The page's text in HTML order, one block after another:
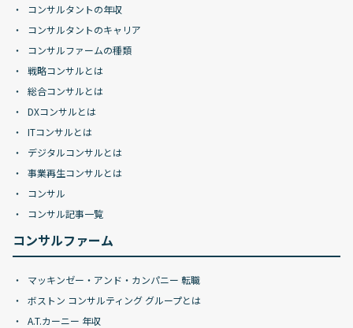
コンサルタントの年収
コンサルタントのキャリア
コンサルファームの種類
戦略コンサルとは
総合コンサルとは
DXコンサルとは
ITコンサルとは
デジタルコンサルとは
事業再生コンサルとは
コンサル
コンサル記事一覧
コンサルファーム
マッキンゼー・アンド・カンパニー 転職
ボストン コンサルティング グループとは
A.T.カーニー 年収